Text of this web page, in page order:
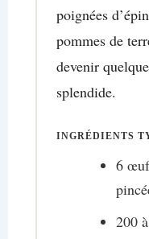
poignées
pommes de
devenir
splendide.
INGRÉDIENTS
6
200